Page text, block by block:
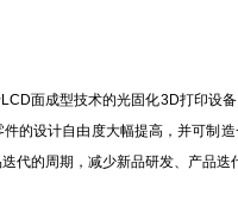
面成型技术的光固化3D打印设
的设计自由度大幅提高，并可制
代的周期，减少新品研发、产品迭